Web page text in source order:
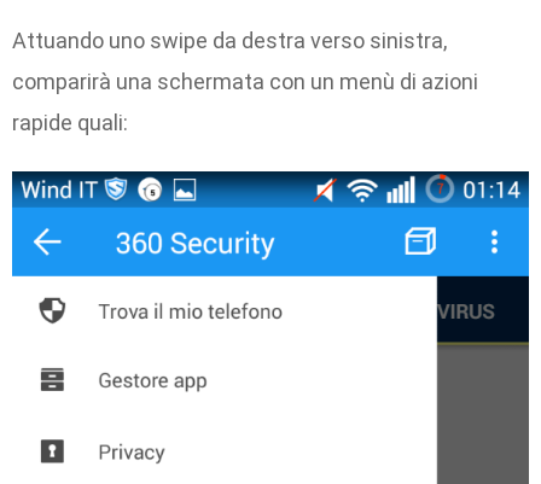
Attuando uno swipe da destra verso sinistra,
comparirà una schermata con un menù di azioni
rapide quali: